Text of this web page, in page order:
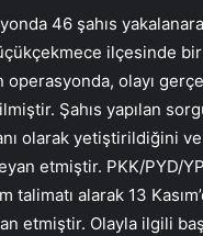
46 şahıs
ilçesinde
operasyonda, olayı
Şahıs yapılan
olarak yetiştirildiğini
etmiştir. PKK/PYD/
talimatı alarak 13
etmiştir. Olayla ilgili